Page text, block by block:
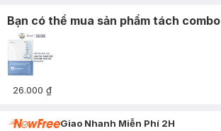
Bạn có thể mua sản phẩm tách combo
26.000 ₫
Giao Nhanh Miễn Phí 2H